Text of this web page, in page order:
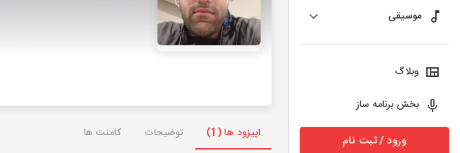
موسیقی
وبلاگ
بخش برنامه ساز
ورود / ثبت نام اپیزود ها (1) توضیحات کامنت ها